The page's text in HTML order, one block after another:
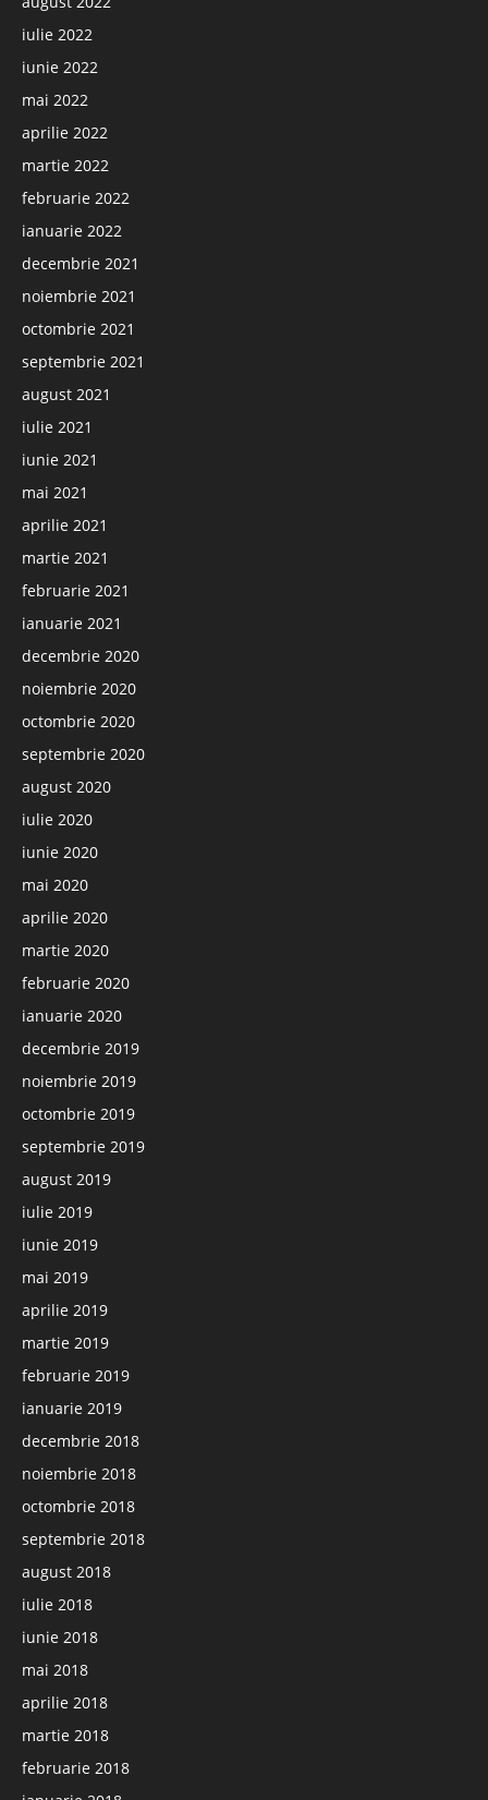
iulie 2022
iunie 2022
mai 2022
aprilie 2022
martie 2022
februarie 2022
ianuarie 2022
decembrie 2021
noiembrie 2021
octombrie 2021
septembrie 2021
august 2021
iulie 2021
iunie 2021
mai 2021
aprilie 2021
martie 2021
februarie 2021
ianuarie 2021
decembrie 2020
noiembrie 2020
octombrie 2020
septembrie 2020
august 2020
iulie 2020
iunie 2020
mai 2020
aprilie 2020
martie 2020
februarie 2020
ianuarie 2020
decembrie 2019
noiembrie 2019
octombrie 2019
septembrie 2019
august 2019
iulie 2019
iunie 2019
mai 2019
aprilie 2019
martie 2019
februarie 2019
ianuarie 2019
decembrie 2018
noiembrie 2018
octombrie 2018
septembrie 2018
august 2018
iulie 2018
iunie 2018
mai 2018
aprilie 2018
martie 2018
februarie 2018